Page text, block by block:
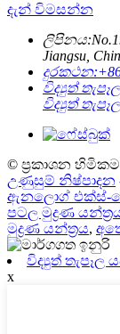
දැන් විමසන්න
ලිපිනය:
Jiangsu,
දුරකථන:
විද්‍යුත්
විද්‍යුත්
© ප්‍රකාශන
උණුසුම් නිෂ්පාදන
ඇනලොග් එක්ස්-
පටල මුද්‍රණ
මුද්‍රණ යන්ත්‍රය,
විද්‍යුත් තැපෑල
x